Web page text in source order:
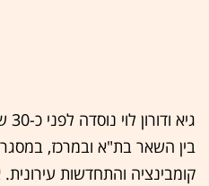
בין השאר בת"א ובמרכז,
קומבינציה והתחדשות